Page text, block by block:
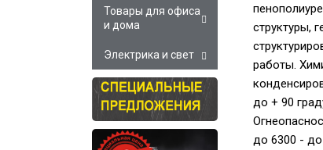
структуры,
работы.
до + 90
до 6300 -
Товары для офиса
и дома
Электрика и свет